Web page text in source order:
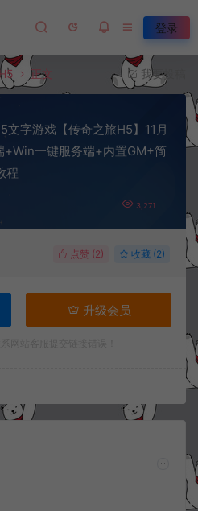
登录
正文 我要投稿
文字游戏【传奇之旅H5】11月
一键服务端+内置GM+简
程
3,271
点赞 (2) 收藏 (2)
升级会员